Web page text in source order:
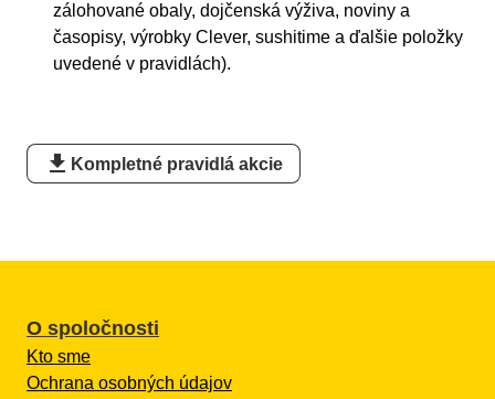
zálohované obaly, dojčenská výživa, noviny a
časopisy, výrobky Clever, sushitime a ďalšie položky
uvedené v pravidlách).
download Kompletné pravidlá akcie
O spoločnosti
Kto sme
Ochrana osobných údajov